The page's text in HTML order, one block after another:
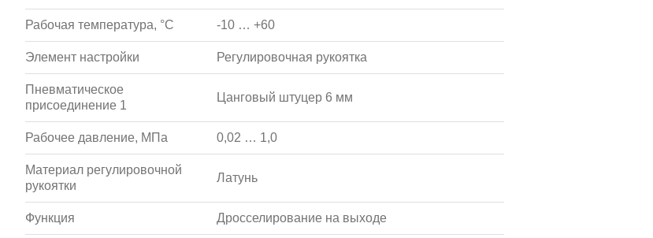
Рабочая температура, °С -10 … +60
Элемент настройки Регулировочная рукоятка
Пневматическое
присоединение 1
Цанговый штуцер 6 мм
Рабочее давление, МПа 0,02 … 1,0
Материал регулировочной
рукоятки
Латунь
Функция Дросселирование на выходе